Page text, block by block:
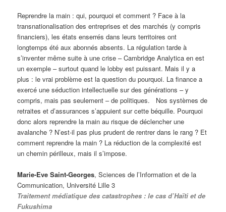
Reprendre la main : qui, pourquoi et comment ? Face à la
transnationalisation des entreprises et des marchés (y compris
financiers), les états enserrés dans leurs territoires ont
longtemps été aux abonnés absents. La régulation tarde à
s’inventer même suite à une crise – Cambridge Analytica en est
un exemple – surtout quand le lobby est puissant. Mais il y a
plus : le vrai problème est la question du pourquoi. La finance a
exercé une séduction intellectuelle sur des générations – y
compris, mais pas seulement – de politiques. Nos systèmes de
retraites et d’assurances s’appuient sur cette béquille. Pourquoi
donc alors reprendre la main au risque de déclencher une
avalanche ? N’est-il pas plus prudent de rentrer dans le rang ? Et
comment reprendre la main ? La réduction de la complexité est
un chemin périlleux, mais il s’impose.
Marie-Eve Saint-Georges, Sciences de l’Information et de la
Communication, Université Lille 3
Traitement médiatique des catastrophes : le cas d’Haïti et de
Fukushima